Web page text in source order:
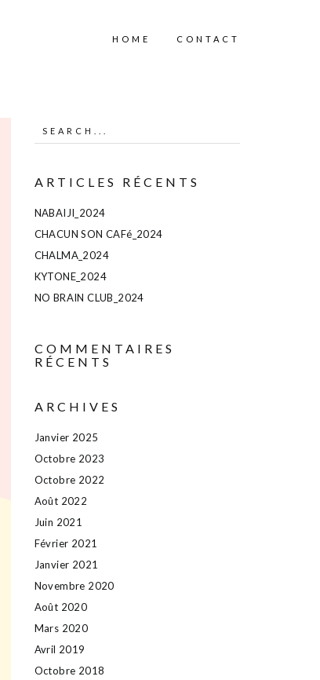
HOME CONTACT
ARTICLES RÉCENTS
NABAIJI_2024
CHACUN SON CAFé_2024
CHALMA_2024
KYTONE_2024
NO BRAIN CLUB_2024
COMMENTAIRES
RÉCENTS
ARCHIVES
Janvier 2025
Octobre 2023
Octobre 2022
Août 2022
Juin 2021
Février 2021
Janvier 2021
Novembre 2020
Août 2020
Mars 2020
Avril 2019
Octobre 2018